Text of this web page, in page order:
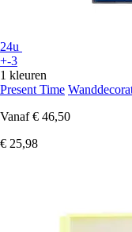
24u
+-3
1 kleuren
Present Time
Vanaf € 46,50
€ 25,98